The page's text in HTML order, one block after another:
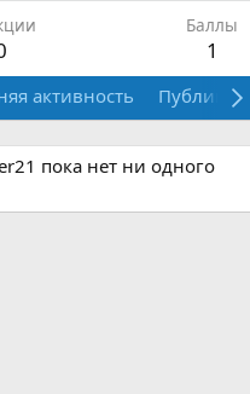
Баллы
1
активность
пока нет ни одного